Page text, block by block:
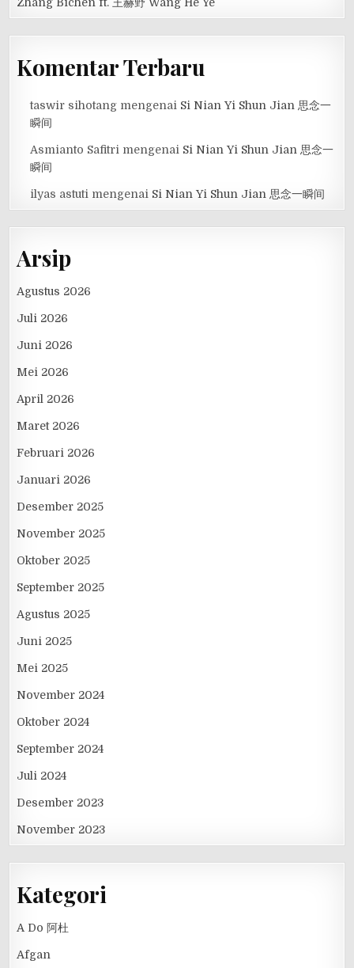
Komentar Terbaru
taswir sihotang mengenai Si Nian Yi Shun Jian 思念一
瞬间
Asmianto Safitri mengenai Si Nian Yi Shun Jian 思念一
瞬间
ilyas astuti mengenai Si Nian Yi Shun Jian 思念一瞬间
Arsip
Agustus 2026
Juli 2026
Juni 2026
Mei 2026
April 2026
Maret 2026
Februari 2026
Januari 2026
Desember 2025
November 2025
Oktober 2025
September 2025
Agustus 2025
Juni 2025
Mei 2025
November 2024
Oktober 2024
September 2024
Juli 2024
Desember 2023
November 2023
Kategori
A Do 阿杜
Afgan